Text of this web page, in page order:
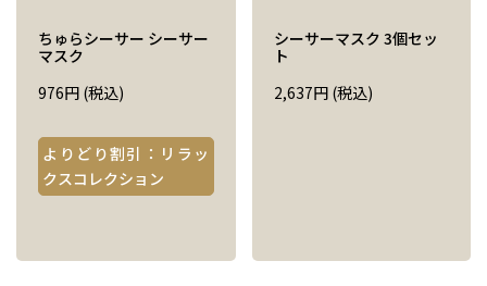
ちゅらシーサー シーサー
マスク
976円 (税込)
よりどり割引：リラッ
クスコレクション
シーサーマスク 3個セッ
ト
2,637円 (税込)